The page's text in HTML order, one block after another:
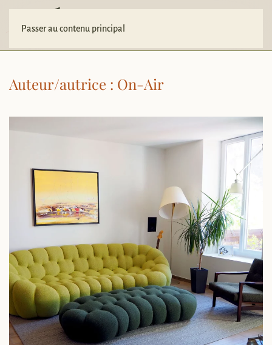
Passer au contenu principal
Auteur/autrice : On-Air